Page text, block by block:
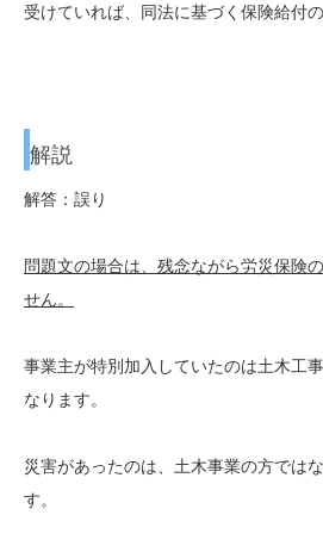
受けていれば、同法に基づく保険給付の
解説
解答：誤り
問題文の場合は、残念ながら労災保険
せん。
事業主が特別加入していたのは土木工
なります。
災害があったのは、土木事業の方では
す。